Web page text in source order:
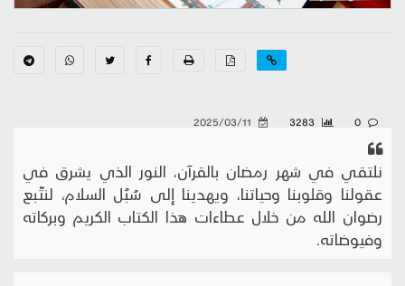
نلتقي في شهر رمضان بالقرآن، النور الذي يشرق في
عقولنا وقلوبنا وحياتنا، ويهدينا إلى سُبُل السلام، لنتّبع
رضوان الله من خلال عطاءات هذا الكتاب الكريم وبركاته
وفيوضاته.